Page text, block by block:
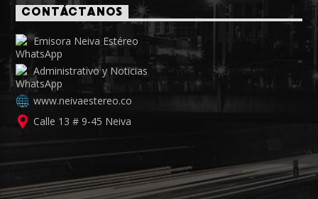
CONTÁCTANOS
Emisora Neiva Estéreo
Administrativo y Noticias
www.neivaestereo.co
Calle 13 # 9-45 Neiva